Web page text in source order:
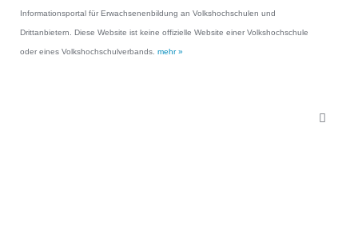
Informationsportal für Erwachsenenbildung an Volkshochschulen und
Drittanbietern. Diese Website ist keine offizielle Website einer Volkshochschule
oder eines Volkshochschulverbands. mehr »